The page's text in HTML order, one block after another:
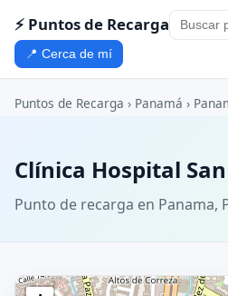
⚡ Puntos de Recarga
📍 Cerca de mí
Puntos de Recarga › Panamá ›
Clínica Hospital
Punto de recarga en Panama,